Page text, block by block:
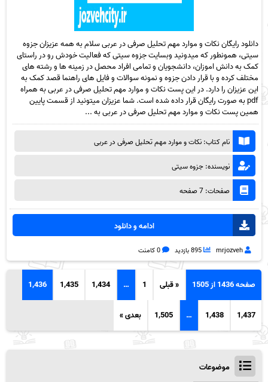
دانلود رایگان نکات و موارد مهم تحلیل صرفی در عربی سلام به همه عزیزان جزوه
سیتی، همونطور که میدونید وبسایت جزوه سیتی که فعالیت خودش رو در راستای
کمک به دانش اموزان، دانشجویان و تمامی افراد محصل در زمینه ها و رشته های
مختلف کرده و با قرار دادن جزوه و نمونه سوالات و فایل های راهنما قصد کمک به
این عزیزان را دارد. در این پست نکات و موارد مهم تحلیل صرفی در عربی به همراه
pdf به صورت رایگان قرار داده شده است. شما عزیزان میتونید از قسمت پایین
همین پست نکات و موارد مهم تحلیل صرفی در عربی به ...
نام کتاب: نکات و موارد مهم تحلیل صرفی در عربی
نویسنده: جزوه سیتی
صفحات: 7 صفحه
ادامه و دانلود
mrjozveh 895 بازدید 0 کامنت
صفحه 1436 از 1505 « قبلی 1
…
1,434
1,435
1,436
1,437
1,438
…
1,505 بعدی »
موضوعات